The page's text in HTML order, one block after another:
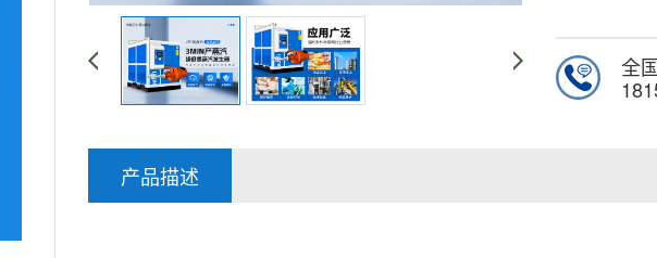
全
产品描述